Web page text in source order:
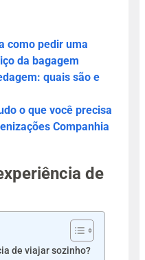
como pedir uma
da bagagem
quais são e
o que você precisa
Companhia
de
de viajar sozinho?